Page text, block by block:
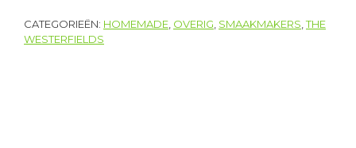
CATEGORIEËN: HOMEMADE OVERIG SMAAKMAKERS ,THE
WESTERFIELDS